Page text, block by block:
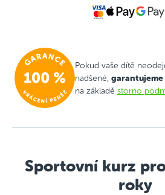
Pokud vaše dítě
nadšené,
na základě storno
Sportovní kurz
roky